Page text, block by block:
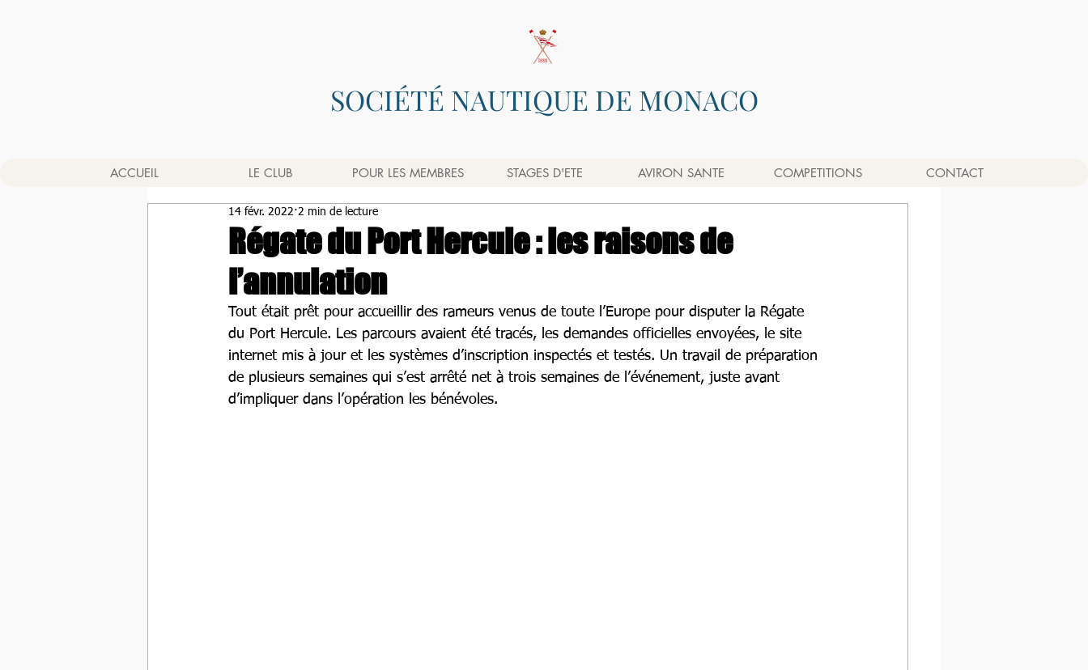
SOCIÉTÉ NAUTIQUE DE MONACO
ACCUEIL LE CLUB POUR LES MEMBRES STAGES D'ETE AVIRON SANTE COMPETITIONS CONTACT
Régate du Port Hercule : les raisons de
l’annulation
14 févr. 2022 2 min de lecture
Tout était prêt pour accueillir des rameurs venus de toute l’Europe pour disputer la Régate
du Port Hercule. Les parcours avaient été tracés, les demandes officielles envoyées, le site
internet mis à jour et les systèmes d’inscription inspectés et testés. Un travail de préparation
de plusieurs semaines qui s’est arrêté net à trois semaines de l’événement, juste avant
d’impliquer dans l’opération les bénévoles.